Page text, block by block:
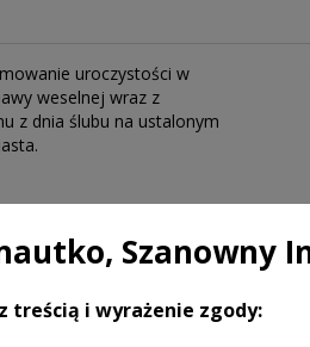
uroczystości w
weselnej wraz z
z dnia ślubu na ustalonym
Szanowny
treścią i wyrażenie zgody: